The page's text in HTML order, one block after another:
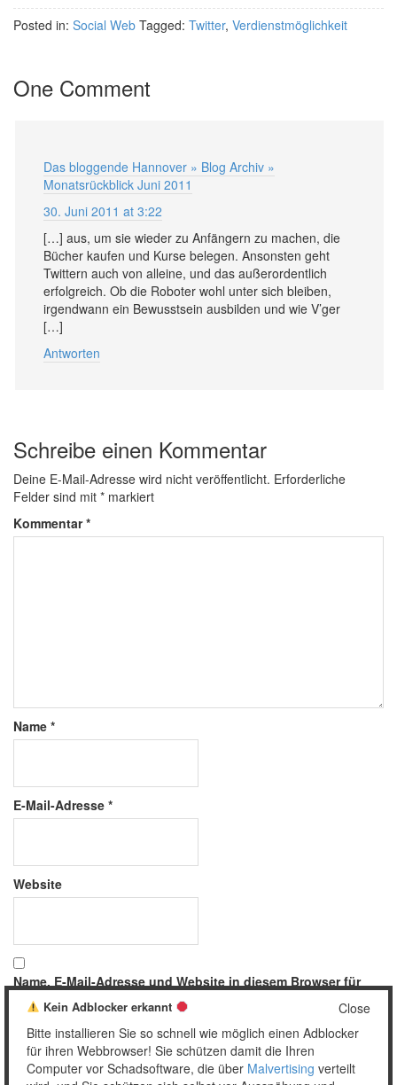
Posted in: Social Web Tagged: Twitter, Verdienstmöglichkeit
One Comment
Das bloggende Hannover » Blog Archiv »
Monatsrückblick Juni 2011
30. Juni 2011 at 3:22
[…] aus, um sie wieder zu Anfängern zu machen, die
Bücher kaufen und Kurse belegen. Ansonsten geht
Twittern auch von alleine, und das außerordentlich
erfolgreich. Ob die Roboter wohl unter sich bleiben,
irgendwann ein Bewusstsein ausbilden und wie V’ger
[…]
Antworten
Schreibe einen Kommentar
Deine E-Mail-Adresse wird nicht veröffentlicht. Erforderliche
Felder sind mit * markiert
Kommentar*
Name *
E-Mail-Adresse *
Website
Name, E-Mail-Adresse und Website in diesem Browser für
meinen nächsten Kommentar speichern.
Close
Kein Adblocker erkannt
Bitte installieren Sie so schnell wie möglich einen Adblocker
für ihren Webbrowser! Sie schützen damit die Ihren
Computer vor Schadsoftware, die über Malvertising verteilt